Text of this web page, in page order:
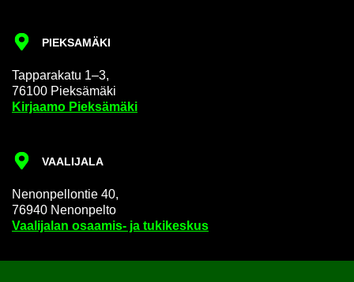
PIEK­SA­MÄ­KI
Tap­pa­ra­ka­tu 1–3,
76100 Piek­sä­mä­ki
Kir­jaa­mo Piek­sä­mä­ki
VAA­LI­JA­LA
Ne­non­pel­lon­tie 40,
76940 Ne­non­pel­to
Vaa­li­ja­lan osaamis-​ ja tu­ki­kes­kus